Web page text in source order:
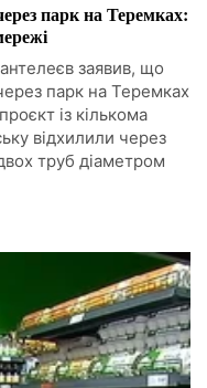
парк на Теремках:
заявив, що
парк на Теремках
із кількома
відхилили через
труб діаметром